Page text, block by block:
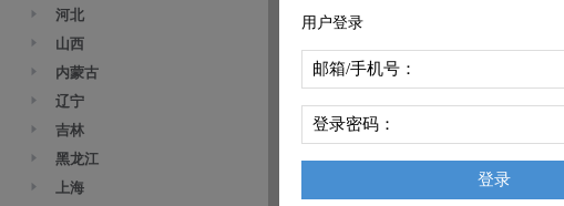
河北
山西
内蒙古
辽宁
吉林
黑龙江
上海
用户登录
邮箱/手机号：
登录密码：